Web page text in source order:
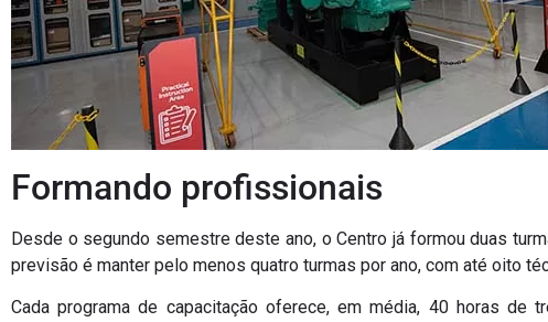
Formando profissionais
Desde o segundo semestre deste ano, o Centro já formou duas
previsão é manter pelo menos quatro turmas por ano, com até oito
Cada programa de capacitação oferece, em média, 40 horas de